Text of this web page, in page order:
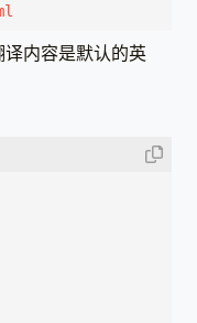
内容是默认的英